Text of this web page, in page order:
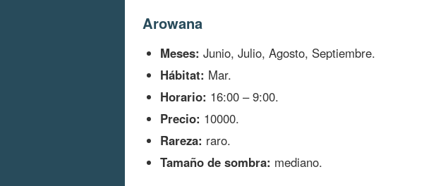
Arowana
Meses: Junio, Julio, Agosto, Septiembre.
Hábitat: Mar.
Horario: 16:00 – 9:00.
Precio: 10000.
Rareza: raro.
Tamaño de sombra: mediano.